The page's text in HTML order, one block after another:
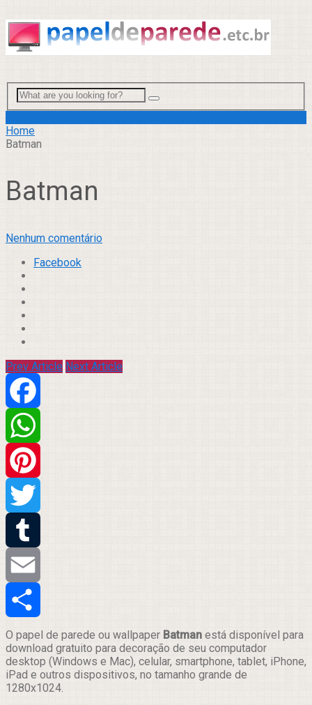
Home
Batman
Batman
Nenhum comentário
Facebook
Prev Article Next Article
Facebook
WhatsApp
Pinterest
Twitter
Tumblr
Email
Compartilhar
O papel de parede ou wallpaper Batman está disponível para
download gratuito para decoração de seu computador
desktop (Windows e Mac), celular, smartphone, tablet, iPhone,
iPad e outros dispositivos, no tamanho grande de
1280x1024.